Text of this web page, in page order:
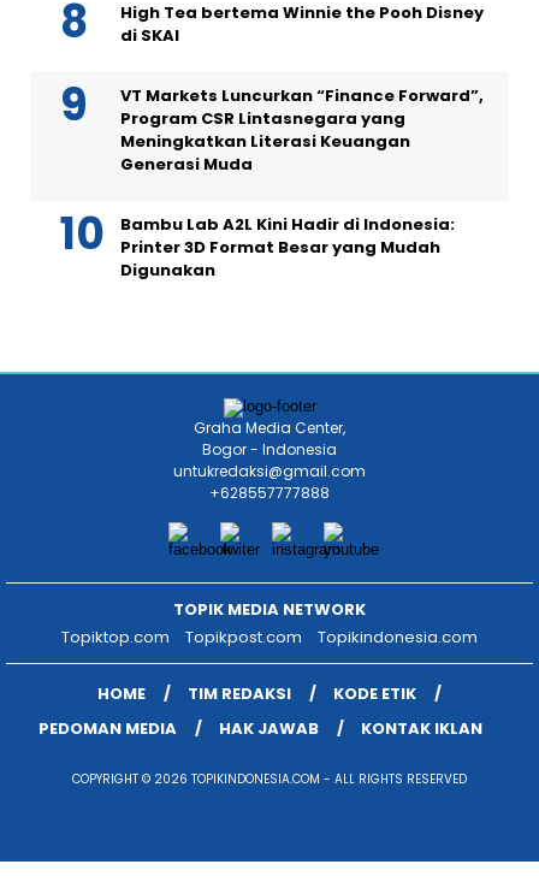
High Tea bertema Winnie the Pooh Disney
di SKAI
VT Markets Luncurkan “Finance Forward”,
Program CSR Lintasnegara yang
Meningkatkan Literasi Keuangan
Generasi Muda
Bambu Lab A2L Kini Hadir di Indonesia:
Printer 3D Format Besar yang Mudah
Digunakan
Graha Media Center,
Bogor - Indonesia
untukredaksi@gmail.com
+628557777888
TOPIK MEDIA NETWORK
Topiktop.com
Topikpost.com Topikindonesia.com
HOME TIM REDAKSI
KODE ETIK
PEDOMAN MEDIA
HAK JAWAB KONTAK IKLAN
COPYRIGHT © 2026 TOPIKINDONESIA.COM - ALL RIGHTS RESERVED